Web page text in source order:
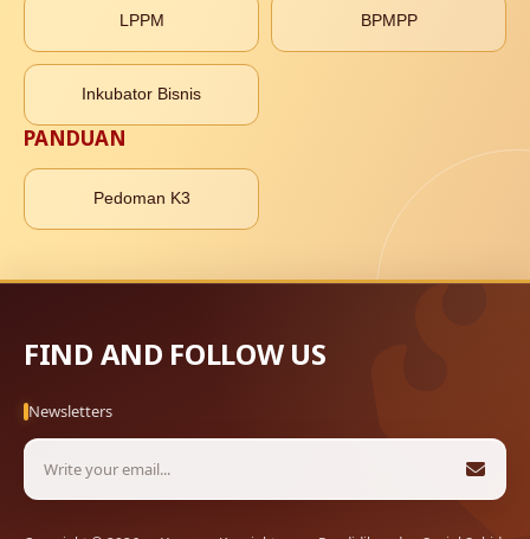
LPPM BPMPP
Inkubator Bisnis
PANDUAN
Pedoman K3
FIND AND FOLLOW US
Newsletters